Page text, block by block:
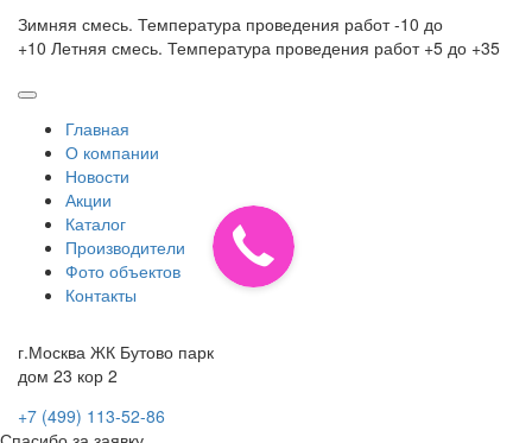
Зимняя смесь. Температура проведения работ -10 до
+10 Летняя смесь. Температура проведения работ +5 до +35
Главная
О компании
Новости
Акции
Каталог
Производители
Фото объектов
Контакты
г.Москва ЖК Бутово парк
дом 23 кор 2
+7 (499) 113-52-86